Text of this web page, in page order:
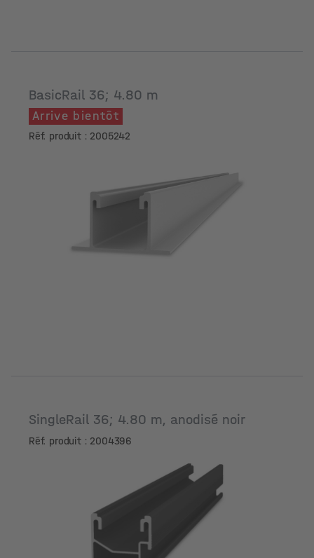
BasicRail 36; 4.80 m
Arrive bientôt
Réf. produit : 2005242
SingleRail 36; 4.80 m, anodisé noir
Réf. produit : 2004396